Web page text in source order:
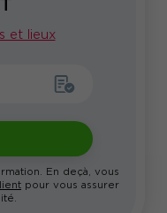
et lieux
En deçà, vous
pour vous assurer